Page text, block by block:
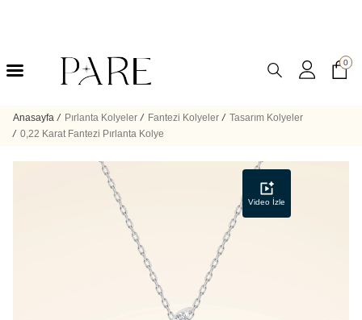
0
Anasayfa / Pırlanta Kolyeler / Fantezi Kolyeler / Tasarım Kolyeler
/ 0,22 Karat Fantezi Pırlanta Kolye
Video İzle